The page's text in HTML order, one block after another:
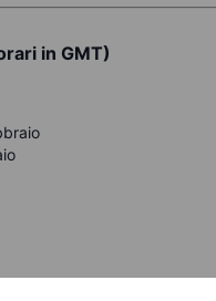
in GMT)